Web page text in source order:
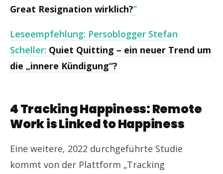
Great Resignation wirklich?”
Leseempfehlung: Persoblogger Stefan
Scheller: Quiet Quitting – ein neuer Trend um
die „innere Kündigung“?
4 Tracking Happiness: Remote
Work is Linked to Happiness
Eine weitere, 2022 durchgeführte Studie
kommt von der Plattform „Tracking